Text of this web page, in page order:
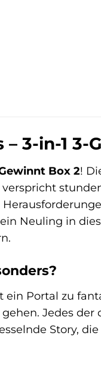
3-in-1 3-
Box 2!
Neuling in
ein Portal zu
Jedes der
Story,